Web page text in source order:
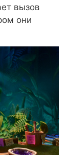
вызов
они